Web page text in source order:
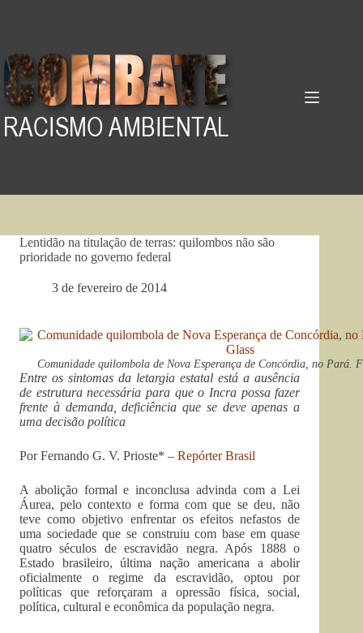
Lentidão na titulação de terras: quilombos não são
prioridade no governo federal
3 de fevereiro de 2014
Comunidade quilombola de Nova Esperança de Concórdia, no Pará.
Entre os sintomas da letargia estatal está a ausência
de estrutura necessária para que o Incra possa fazer
frente à demanda, deficiência que se deve apenas a
uma decisão política
Por Fernando G. V. Prioste* – Repórter Brasil
A abolição formal e inconclusa advinda com a Lei
Áurea, pelo contexto e forma com que se deu, não
teve como objetivo enfrentar os efeitos nefastos de
uma sociedade que se construiu com base em quase
quatro séculos de escravidão negra. Após 1888 o
Estado brasileiro, última nação americana a abolir
oficialmente o regime da escravidão, optou por
políticas que reforçaram a opressão física, social,
política, cultural e econômica da população negra.